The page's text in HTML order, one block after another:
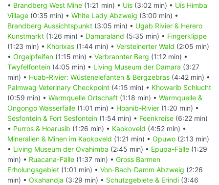
• Brandberg West Mine (1:21 min) • Uis (3:02 min) • Uis Himba
Village (0:35 min) • White Lady Abzweig (3:00 min) •
Brandberg Aussichtspunkt (3:05 min) • Ugab Rivier & Herero
Kunstmarkt (1:26 min) • Damaraland (5:35 min) • Fingerklippe
(1:23 min) • Khorixas (1:44 min) • Versteinerter Wald (2:05 min)
• Orgelpfeifen (1:15 min) • Verbrannter Berg (1:12 min) •
Twyfelfontein (4:05 min) • Living Museum der Damara (3:27
min) • Huab-Rivier: Wüstenelefanten & Bergzebras (4:42 min) •
Palmwag Veterinary Checkpoint (4:15 min) • Khowarib Schlucht
(0:59 min) • Warmquelle Ortschaft (1:18 min) • Warmquelle &
Ongongo Wasserfälle (1:01 min) • Hoanib-Rivier (1:20 min) •
Sesfontein & Fort Sesfontein (1:54 min) • Feenkreise (6:22 min)
• Purros & Hoarusib (1:26 min) • Kaokoveld (4:52 min) •
Mineralien & Minen im Kaokoveld (1:21 min) • Opuwo (2:13 min)
• Living Museum der Ovahimba (2:45 min) • Epupa-Fälle (1:29
min) • Ruacana-Fälle (1:37 min) • Gross Barmen
Erholungsgebiet (1:01 min) • Von-Bach-Damm Abzweig (2:26
min) • Okahandja (3:29 min) • Schutzgebiete & Erindi (3:46